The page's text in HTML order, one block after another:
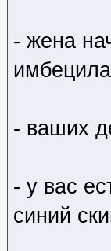
- жена
- ваших
- у вас
синий